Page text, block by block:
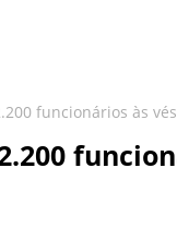
funcionários às